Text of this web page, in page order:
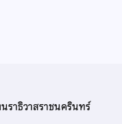
ราธิวาสราชนครินทร์